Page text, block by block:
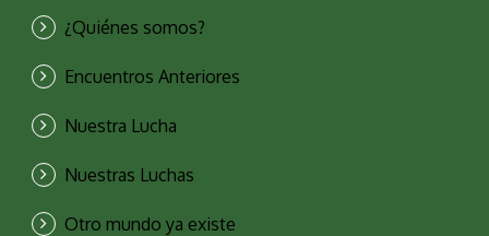
¿Quiénes somos?
Encuentros Anteriores
Nuestra Lucha
Nuestras Luchas
Otro mundo ya existe